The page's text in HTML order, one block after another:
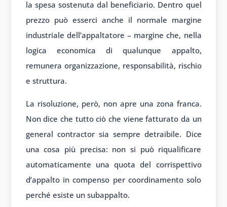
la spesa sostenuta dal beneficiario. Dentro quel
prezzo può esserci anche il normale margine
industriale dell’appaltatore – margine che, nella
logica economica di qualunque appalto,
remunera organizzazione, responsabilità, rischio
e struttura.
La risoluzione, però, non apre una zona franca.
Non dice che tutto ciò che viene fatturato da un
general contractor sia sempre detraibile. Dice
una cosa più precisa: non si può riqualificare
automaticamente una quota del corrispettivo
d’appalto in compenso per coordinamento solo
perché esiste un subappalto.